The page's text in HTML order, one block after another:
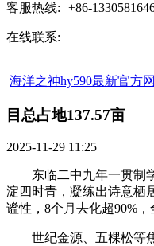
客服热线: +86-
在线联系:
海洋之神hy590最新官方
目总占地137.57亩​
2025-11-29 11:25
东临二中九年一贯制学
淀四时青，凝练出诗意栖
谧性，8个月去化超90%，
世纪金源、五棵松等焦